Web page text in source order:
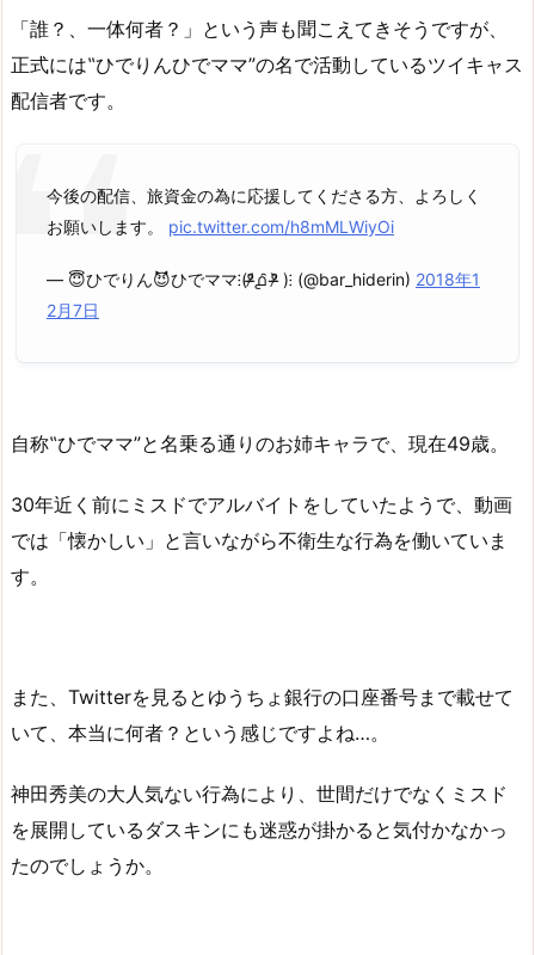
「誰？、一体何者？」という声も聞こえてきそうですが、
正式には‟ひでりんひでママ”の名で活動しているツイキャス
配信者です。
今後の配信、旅資金の為に応援してくださる方、よろしく
お願いします。 pic.twitter.com/h8mMLWiyOi
— 😇ひでりん😈ひでママ⁝(ᵒ̴̶̷᷄൧̑ ᵒ̴̶̷᷅ )⁝ (@bar_hiderin) 2018年1
2月7日
自称‟ひでママ”と名乗る通りのお姉キャラで、現在49歳。
30年近く前にミスドでアルバイトをしていたようで、動画
では「懐かしい」と言いながら不衛生な行為を働いていま
す。
また、Twitterを見るとゆうちょ銀行の口座番号まで載せて
いて、本当に何者？という感じですよね…。
神田秀美の大人気ない行為により、世間だけでなくミスド
を展開しているダスキンにも迷惑が掛かると気付かなかっ
たのでしょうか。